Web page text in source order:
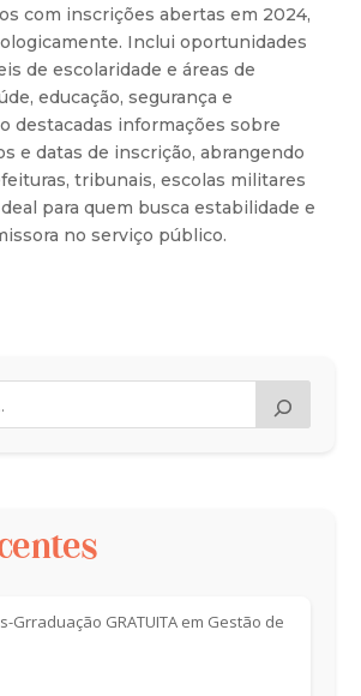
com inscrições abertas em 2024,
Inclui oportunidades
de escolaridade e áreas de
educação, segurança e
destacadas informações sobre
e datas de inscrição, abrangendo
tribunais, escolas militares
para quem busca estabilidade e
no serviço público.
Grraduação GRATUITA em Gestão de